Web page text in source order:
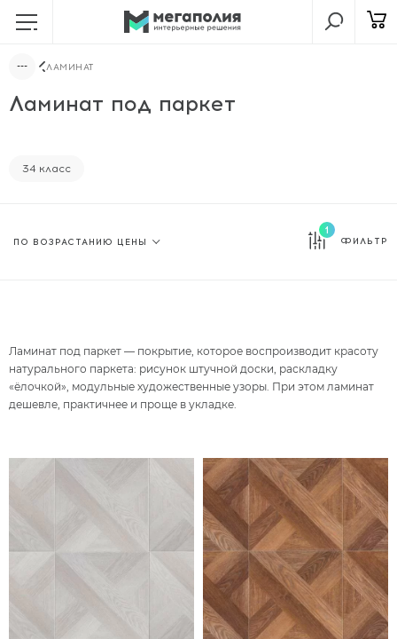
ЛАМИНАТ
Ламинат под паркет
34 класс
1
ФИЛЬТР
Ламинат под паркет — покрытие, которое воспроизводит красоту
натурального паркета: рисунок штучной доски, раскладку
«ёлочкой», модульные художественные узоры. При этом ламинат
дешевле, практичнее и проще в укладке.